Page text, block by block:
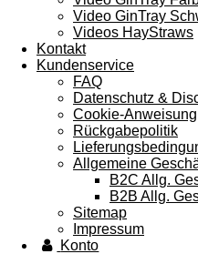
Video GinTray
Videos HayStraws
Kontakt
Kundenservice
FAQ
Datenschutz &
Cookie-Anweisung
Rückgabepolitik
Allgemeine
B2C Allg.
B2B Allg.
Sitemap
Impressum
Konto